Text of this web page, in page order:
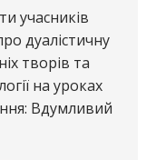
учасників
дуалістичну
творів та
на уроках
Вдумливий